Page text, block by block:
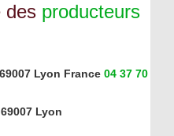
des producteurs
Lyon France04 37 70
Lyon